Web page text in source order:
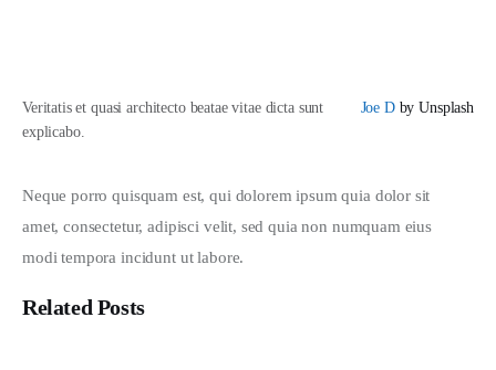
Joe Dby Unsplash
Veritatis et quasi architecto beatae vitae dicta sunt
explicabo.
Neque porro quisquam est, qui dolorem ipsum quia dolor sit
amet, consectetur, adipisci velit, sed quia non numquam eius
modi tempora incidunt ut labore.
Related Posts